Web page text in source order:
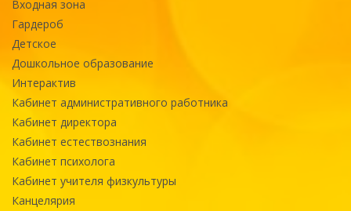
Входная зона
Гардероб
Детское
Дошкольное образование
Интерактив
Кабинет административного работника
Кабинет директора
Кабинет естествознания
Кабинет психолога
Кабинет учителя физкультуры
Канцелярия